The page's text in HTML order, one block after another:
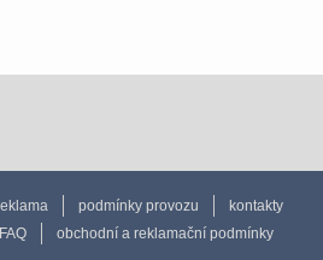
podmínky provozu
kontakty
FAQ obchodní a reklamační podmínky